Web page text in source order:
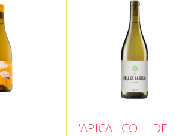
L’APICAL COLL DE